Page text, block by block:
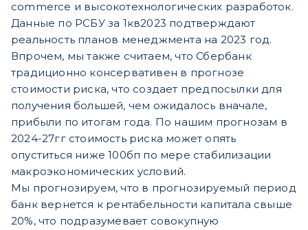
commerce и высокотехнологических разработок.
Данные по РСБУ за 1кв2023 подтверждают
реальность планов менеджмента на 2023 год.
Впрочем, мы также считаем, что Сбербанк
традиционно консервативен в прогнозе
стоимости риска, что создает предпосылки для
получения большей, чем ожидалось вначале,
прибыли по итогам года. По нашим прогнозам в
2024-27гг стоимость риска может опять
опуститься ниже 100бп по мере стабилизации
макроэкономических условий.
Мы прогнозируем, что в прогнозируемый период
банк вернется к рентабельности капитала свыше
20%, что подразумевает совокупную